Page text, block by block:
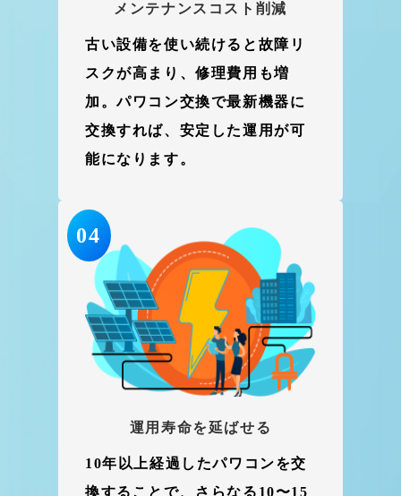
メンテナンスコスト削減
古い設備を使い続けると故障リ
スクが高まり、修理費用も増
加。パワコン交換で最新機器に
交換すれば、安定した運用が可
能になります。
04
運用寿命を延ばせる
10年以上経過したパワコンを交
換することで、さらなる10〜15